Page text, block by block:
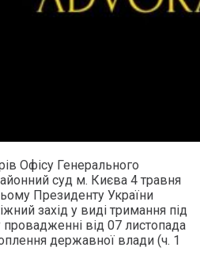
Офісу Генерального
суд м. Києва 4 травня
Президенту України
захід у виді тримання під
від 07 листопада
державної влади (ч. 1